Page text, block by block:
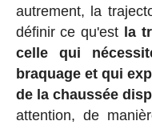
autrement, la
définir ce qu'est la
celle qui
braquage et qui
de la chaussée
attention, de